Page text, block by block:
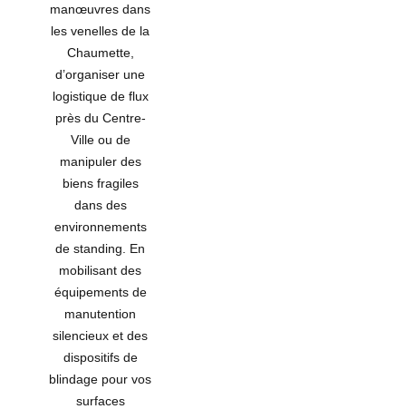
manœuvres dans
les venelles de la
Chaumette,
d’organiser une
logistique de flux
près du Centre-
Ville ou de
manipuler des
biens fragiles
dans des
environnements
de standing. En
mobilisant des
équipements de
manutention
silencieux et des
dispositifs de
blindage pour vos
surfaces